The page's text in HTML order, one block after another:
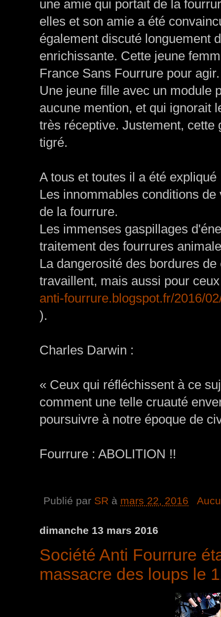
une amie qui portait de la
elles et son amie a été
également discuté longuement
enrichissante. Cette jeune
France Sans Fourrure pour agir.
Une jeune fille avec un module
aucune mention, et qui ignorait
très réceptive. Justement,
tigré.
A tous et toutes il a été expliqué
Les innommables conditions
de la fourrure.
Les immenses gaspillages
traitement des fourrures
La dangerosité des bordures
travaillent, mais aussi pour
anti-fourrure.blogspot.fr/2016/
).
Charles Darwin :
« Ceux qui réfléchissent à ce
comment une telle cruauté
poursuivre à notre époque de
Fourrure : ABOLITION !!
Publié par SR à mars 22, 2016
dimanche 13 mars 2016
Société Anti Fourrure
massacre des loups le